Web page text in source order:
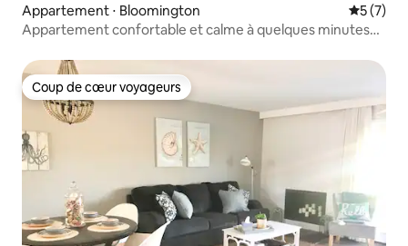
Appartement ⋅ Bloomington
5 (7)
Appartement confortable et calme à quelques minutes
Coup de cœur voyageurs
Coup de cœur voyageurs